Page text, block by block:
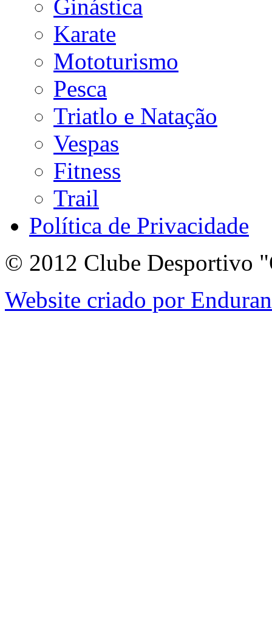
Ginástica
Karate
Mototurismo
Pesca
Triatlo e Natação
Vespas
Fitness
Trail
Política de Privacidade
© 2012 Clube Desportivo
Website criado por